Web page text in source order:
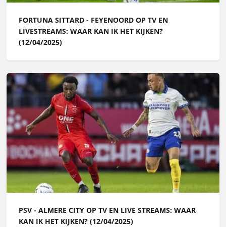
FORTUNA SITTARD - FEYENOORD OP TV EN
LIVESTREAMS: WAAR KAN IK HET KIJKEN?
(12/04/2025)
PSV - ALMERE CITY OP TV EN LIVE STREAMS: WAAR
KAN IK HET KIJKEN? (12/04/2025)